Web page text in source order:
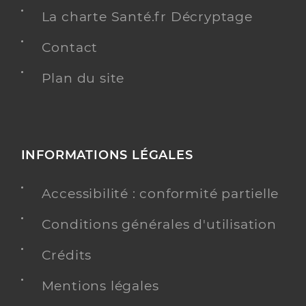
La charte Santé.fr Décryptage
Contact
Plan du site
INFORMATIONS LÉGALES
Accessibilité : conformité partielle
Conditions générales d'utilisation
Crédits
Mentions légales